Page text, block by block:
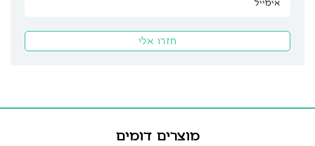
מוצרים דומים